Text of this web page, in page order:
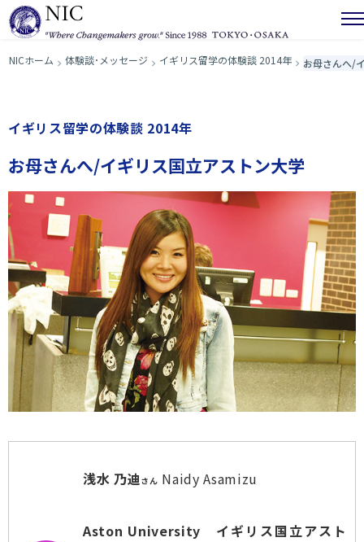
NICホーム 体験談･メッセージ イギリス留学の体験談 2014年 お母さんへ/
イギリス留学の体験談 2014年
お母さんへ/イギリス国立アストン大学
浅水 乃迪さん Naidy Asamizu
Aston University イギリス国立アスト